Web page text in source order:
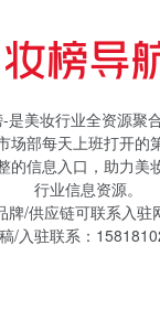
是美妆行业全资源聚
场部每天上班打开的
的信息入口，助力美
行业信息资源。
牌/供应链可联系入驻
/入驻联系：